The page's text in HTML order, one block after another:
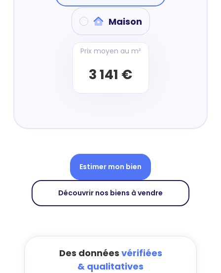
Maison
Prix moyen au m²
3 141 €
Estimer mon bien
Découvrir nos biens à vendre
Des données vérifiées
& qualitatives